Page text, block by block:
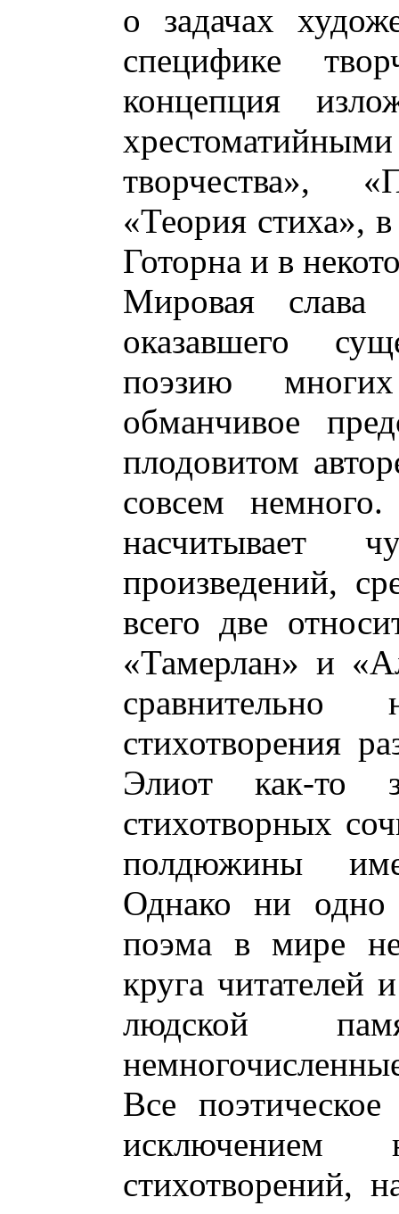
о задачах
специфике
концепция
творчества»,
«Теория стиха»,
Готорна и в
Мировая
оказавшего
поэзию
обманчивое
плодовитом
совсем
насчитывает
произведений,
всего две
«Тамерлан» и
сравнительно
стихотворения
Элиот как-то
стихотворных
полдюжины
Однако ни одно
поэма в мире
круга читателей
людской
Все
исключением
стихотворений,